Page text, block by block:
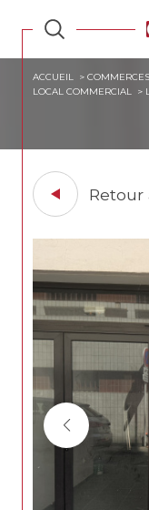
ACCUEIL COMMERCES
LOCAL COMMERCIAL
Retour